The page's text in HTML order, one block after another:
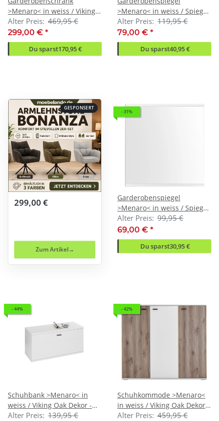
>Menaro< in weiss / Viking
Oak Dekor - 75x198x37
(BxHxT)
Alter Preis: 469,95 €
299,00 € *
Du sparst170,95 €
>Menaro< in weiss / Spiegel
- 132x64x3 (BxHxT)
Alter Preis: 119,95 €
79,00 € *
Du sparst40,95 €
GESPONSERT
299,00 €
Zum Artikel
- 31%
Garderobenspiegel
>Menaro< in weiss / Spiegel,
Holzwerkstoff - 75x78x3cm
(BxHxT)
Alter Preis: 99,95 €
69,00 € *
Du sparst30,95 €
- 44%
Schuhbank >Menaro< in
weiss / Viking Oak Dekor -
90x44x37 (BxHxT)
Alter Preis: 139,95 €
- 42%
Schuhkommode >Menaro<
in weiss / Viking Oak Dekor -
132x118x37 (BxHxT)
Alter Preis: 459,95 €